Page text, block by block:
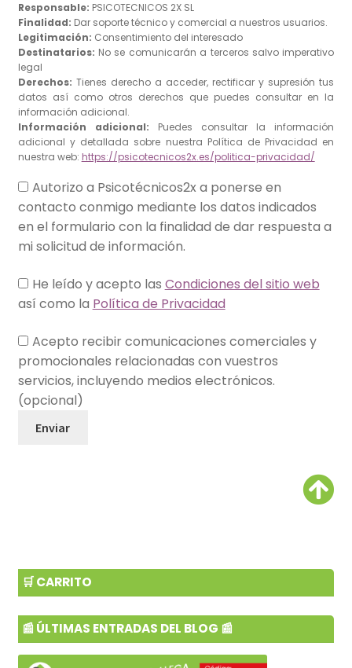
Responsable: PSICOTECNICOS 2X SL
Finalidad: Dar soporte técnico y comercial a nuestros usuarios.
Legitimación: Consentimiento del interesado
Destinatarios: No se comunicarán a terceros salvo imperativo
legal
Derechos: Tienes derecho a acceder, rectificar y supresión tus
datos así como otros derechos que puedes consultar en la
información adicional.
Información adicional: Puedes consultar la información
adicional y detallada sobre nuestra Política de Privacidad en
nuestra web: https://psicotecnicos2x.es/politica-privacidad/
Autorizo a Psicotécnicos2x a ponerse en
contacto conmigo mediante los datos indicados
en el formulario con la finalidad de dar respuesta a
mi solicitud de información.
He leído y acepto las Condiciones del sitio web
así como la Política de Privacidad
Acepto recibir comunicaciones comerciales y
promocionales relacionadas con vuestros
servicios, incluyendo medios electrónicos.
(opcional)
🛒 CARRITO
📰 ÚLTIMAS ENTRADAS DEL BLOG 📰